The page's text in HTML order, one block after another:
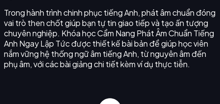
Trong hành trình chinh phục tiếng Anh, phát âm chuẩn đóng
vai trò then chốt giúp bạn tự tin giao tiếp và tạo ấn tượng
chuyên nghiệp. Khóa học Cẩm Nang Phát Âm Chuẩn Tiếng
Anh Ngay Lập Tức được thiết kế bài bản để giúp học viên
nắm vững hệ thống ngữ âm tiếng Anh, từ nguyên âm đến
phụ âm, với các bài giảng chi tiết kèm ví dụ thực tiễn.